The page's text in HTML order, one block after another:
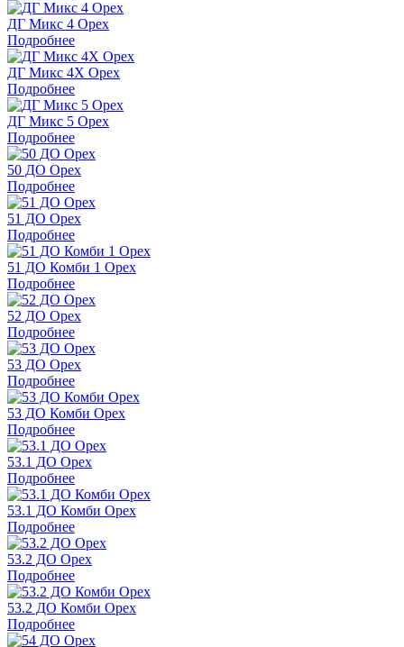
ДГ Микс 4 Орех
Подробнее
ДГ Микс 4Х Орех
Подробнее
ДГ Микс 5 Орех
Подробнее
50 ДО Орех
Подробнее
51 ДО Орех
Подробнее
51 ДО Комби 1 Орех
Подробнее
52 ДО Орех
Подробнее
53 ДО Орех
Подробнее
53 ДО Комби Орех
Подробнее
53.1 ДО Орех
Подробнее
53.1 ДО Комби Орех
Подробнее
53.2 ДО Орех
Подробнее
53.2 ДО Комби Орех
Подробнее